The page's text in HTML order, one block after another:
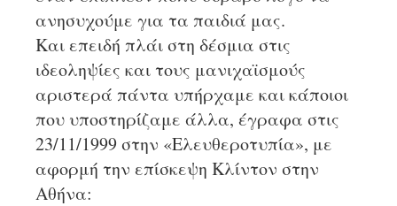
ανησυχούμε για τα παιδιά μας.
Και επειδή πλάι στη δέσμια στις
ιδεοληψίες και τους μανιχαϊσμούς
αριστερά πάντα υπήρχαμε και κάποιοι
που υποστηρίζαμε άλλα, έγραφα στις
23/11/1999 στην «Ελευθεροτυπία», με
αφορμή την επίσκεψη Κλίντον στην
Αθήνα: